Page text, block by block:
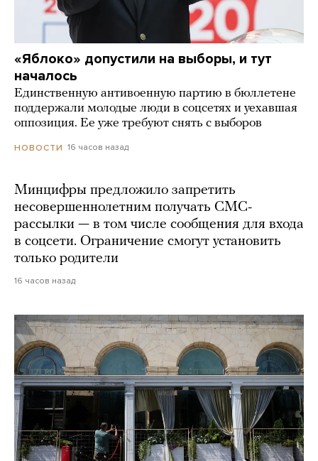
«Яблоко» допустили на выборы, и тут
началось
Единственную антивоенную партию в бюллетене
поддержали молодые люди в соцсетях и уехавшая
оппозиция. Ее уже требуют снять с выборов
НОВОСТИ 16 часов назад
Минцифры предложило запретить
несовершеннолетним получать СМС-
рассылки — в том числе сообщения для входа
в соцсети. Ограничение смогут установить
только родители
16 часов назад